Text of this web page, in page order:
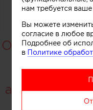
Объявлены
и
средового
архитектуры
нам требуется ваше
Вы можете
согласие в любое
Подробнее об
в Политике